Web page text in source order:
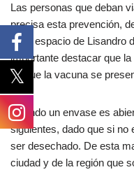
Las personas que deban
precisa esta prevención,
en el espacio de Lisandro
importante destacar que
ya que la vacuna se
Cuando un envase es
siguientes, dado que si no
ser desechado. De esta
ciudad y de la región que